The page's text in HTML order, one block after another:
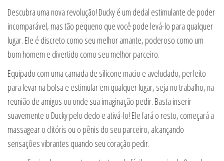
Descubra uma nova revolução! Ducky é um dedal estimulante de poder
incomparável, mas tão pequeno que você pode levá-lo para qualquer
lugar. Ele é discreto como seu melhor amante, poderoso como um
bom homem e divertido como seu melhor parceiro.
Equipado com uma camada de silicone macio e aveludado, perfeito
para levar na bolsa e estimular em qualquer lugar, seja no trabalho, na
reunião de amigos ou onde sua imaginação pedir. Basta inserir
suavemente o Ducky pelo dedo e ativá-lo! Ele fará o resto, começará a
massagear o clitóris ou o pênis do seu parceiro, alcançando
sensações vibrantes quando seu coração pedir.